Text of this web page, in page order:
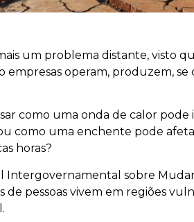
um problema distante, visto
empresas operam, produzem, se
como uma onda de calor
como uma enchente pode
horas?
Intergovernamental sobre
de pessoas vivem em regiões